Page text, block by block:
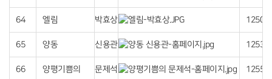
64 엘림 박효상 12501
65 양동 신용관 12539
66 양평기쁨의 문제석 12556